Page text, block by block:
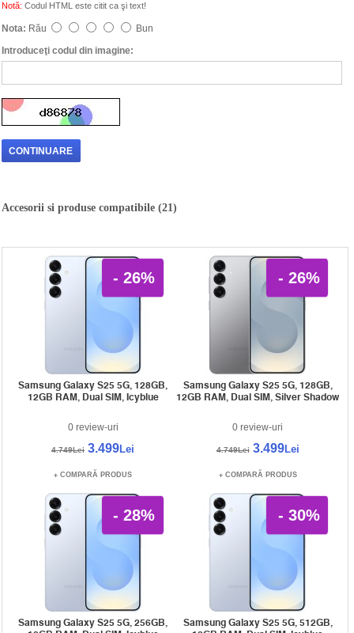
Notă: Codul HTML este citit ca şi text!
Nota: Rău
Bun
Introduceţi codul din imagine:
CONTINUARE
Accesorii si produse compatibile (21)
- 26%
Samsung Galaxy S25 5G, 128GB,
12GB RAM, Dual SIM, Icyblue
0 review-uri
4.749Lei 3.499Lei
COMPARĂ PRODUS
- 26%
Samsung Galaxy S25 5G, 128GB,
12GB RAM, Dual SIM, Silver Shadow
0 review-uri
4.749Lei 3.499Lei
COMPARĂ PRODUS
- 28%
Samsung Galaxy S25 5G, 256GB,
- 30%
Samsung Galaxy S25 5G, 512GB,